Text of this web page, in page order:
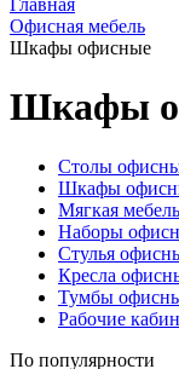
Главная
Офисная мебель
Шкафы офисные
Шкафы
Столы
Шкафы
Мягкая
Наборы
Стулья
Кресла
Тумбы
Рабочие
По популярности